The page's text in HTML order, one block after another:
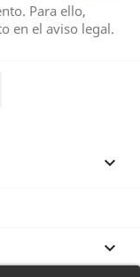
Para ello,
en el aviso legal.

